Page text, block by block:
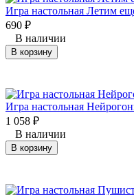
Игра настольная Летим
690 ₽
В наличии
В корзину
Игра настольная
1 058 ₽
В наличии
В корзину